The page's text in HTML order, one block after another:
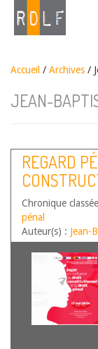
Accueil / Archives /
JEAN-
REGARD
Chronique
pénal
Auteur(s) : Jean-